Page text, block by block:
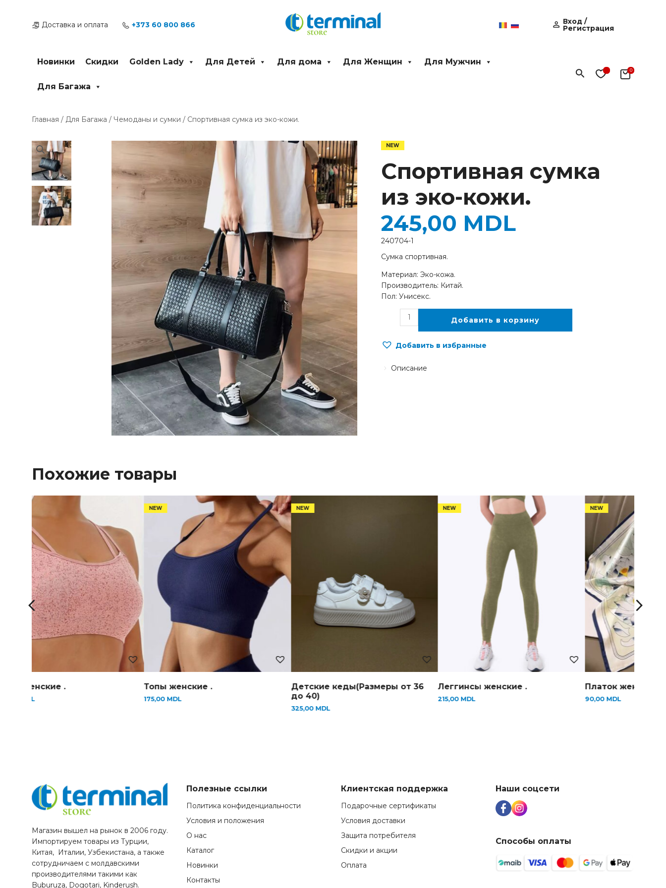
содержимомуДоставка и оплата +373 60 800 866 Вход /
Регистрация
Новинки Скидки Golden Lady Для Детей Для дома Для Женщин Для Мужчин
Для Багажа
Поиск
Главная / Для Багажа / Чемоданы и сумки / Спортивная сумка из эко-кожи.
Спортивная сумка
из эко-кожи.
Сумка спортивная.
Материал: Эко-кожа.
Производитель: Китай.
Пол: Унисекс.
245,00 MDL
товара
Спортивная
сумка
из
кожи.
Добавить в корзину
Добавить в избранные
240704-1
Описание
Похожие товары
женские .
MDL
Топы женские .
175,00 MDL
Детские кеды(Размеры от 36
до 40)
325,00 MDL
Леггинсы женские .
215,00 MDL
Платок женский.
90,00 MDL
Магазин вышел на рынок в 2006 году.
Импортируем товары из Турции,
Китая, Италии, Узбекистана, а также
сотрудничаем с молдавскими
производителями такими как
Buburuza, Dogotari, Kinderush.
Полезные ссылки
Политика конфиденциальности
Условия и положения
О нас
Каталог
Новинки
Контакты
Клиентская поддержка
Подарочные сертификаты
Условия доставки
Защита потребителя
Скидки и акции
Оплата
Наши соцсети
Способы оплаты